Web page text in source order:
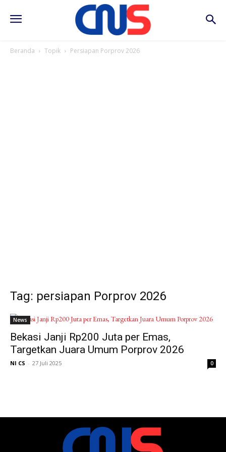
Beranda Topik Persiapan Porprov 2026
Tag: persiapan Porprov 2026
News
Bekasi Janji Rp200 Juta per Emas,
Targetkan Juara Umum Porprov 2026
NI CS - 27 Juli 2025 0